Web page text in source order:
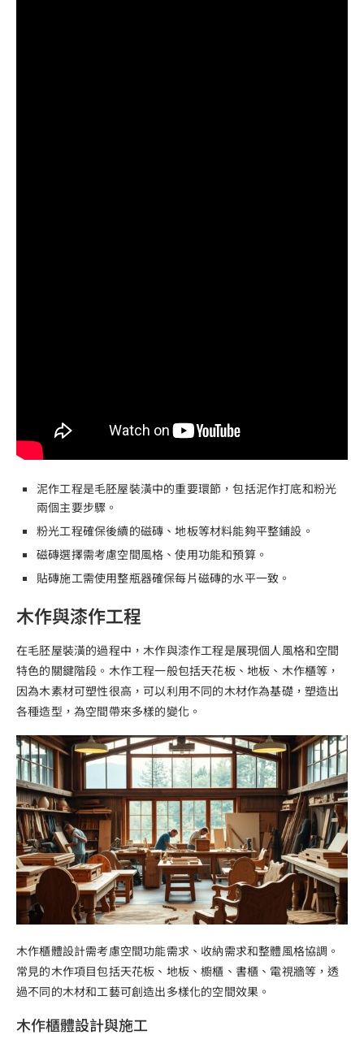
泥作工程是毛胚屋裝潢中的重要環節，包括泥作打底和粉光
兩個主要步驟。
粉光工程確保後續的磁磚、地板等材料能夠平整鋪設。
磁磚選擇需考慮空間風格、使用功能和預算。
貼磚施工需使用整瓶器確保每片磁磚的水平一致。
木作與漆作工程
在毛胚屋裝潢的過程中，木作與漆作工程是展現個人風格和空間
特色的關鍵階段。木作工程一般包括天花板、地板、木作櫃等，
因為木素材可塑性很高，可以利用不同的木材作為基礎，塑造出
各種造型，為空間帶來多樣的變化。
木作櫃體設計需考慮空間功能需求、收納需求和整體風格協調。
常見的木作項目包括天花板、地板、櫥櫃、書櫃、電視牆等，透
過不同的木材和工藝可創造出多樣化的空間效果。
木作櫃體設計與施工